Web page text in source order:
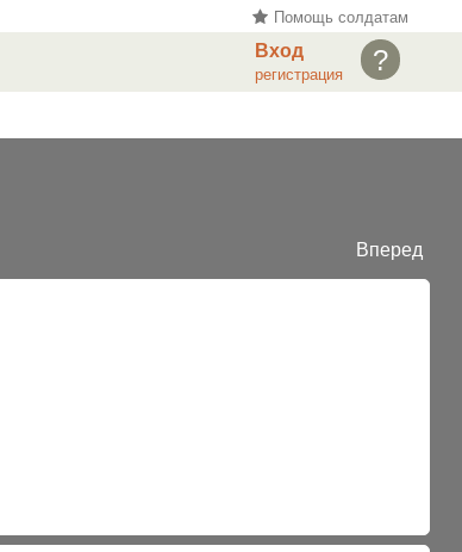
Помощь солдатам
?
Вход
регистрация
Вперед